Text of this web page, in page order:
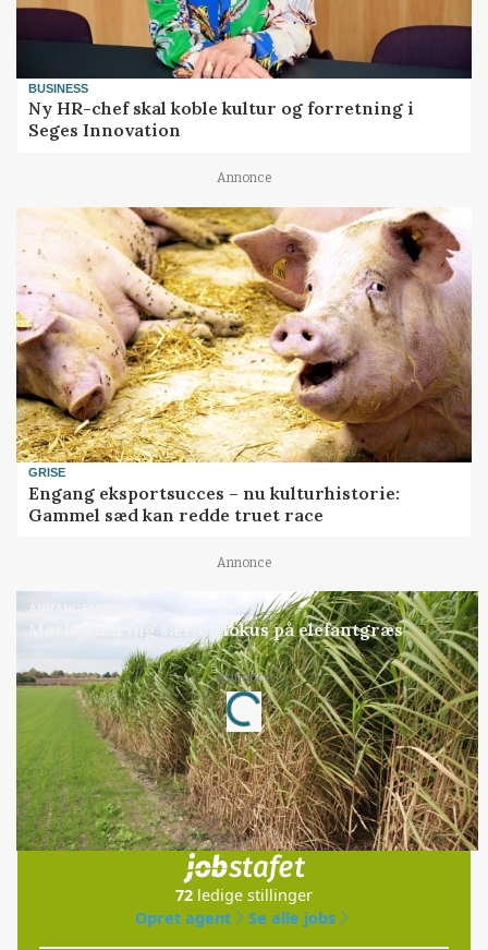
BUSINESS
Ny HR-chef skal koble kultur og forretning i
Seges Innovation
Annonce
GRISE
Engang eksportsucces – nu kulturhistorie:
Gammel sæd kan redde truet race
Annonce
ARRANGEMENT
Markvandring sætter fokus på elefantgræs
Annonce
Loading...
Jobs
i samarbejde med
72 ledige stillinger
Opret agent
Se alle jobs